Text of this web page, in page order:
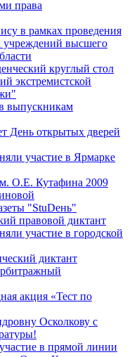
права
в рамках проведения
учреждений высшего
круглый стол
экстремистской
выпускникам
День открытых дверей
участие в Ярмарке
О.Е. Кутафина 2009
"StuDень"
правовой диктант
участие в городской
диктант
акция «Тест по
Осколкову с
в прямой линии